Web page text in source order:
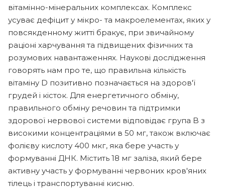
вітамінно-мінеральних комплексах. Комплекс
усуває дефіцит у мікро- та макроелементах, яких у
повсякденному житті бракує, при звичайному
раціоні харчування та підвищених фізичних та
розумових навантаженнях. Наукові дослідження
говорять нам про те, що правильна кількість
вітаміну D позитивно позначається на здоров'ї
грудей і кісток. Для енергетичного обміну,
правильного обміну речовин та підтримки
здорової нервової системи відповідає група B з
високими концентраціями в 50 мг, також включає
фолієву кислоту 400 мкг, яка бере участь у
формуванні ДНК. Містить 18 мг заліза, який бере
активну участь у формуванні червоних кров'яних
тілець і транспортуванні кисню.